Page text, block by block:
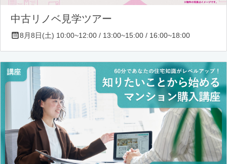
中古リノベ見学ツアー
8月8日(土) 10:00~12:00 / 13:00~15:00 / 16:00~18:00